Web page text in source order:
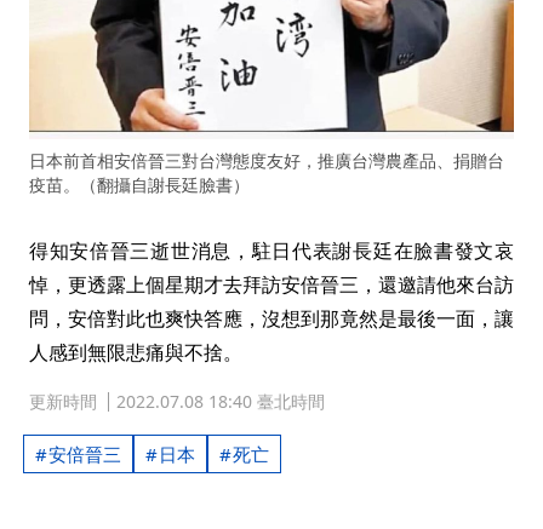
日本前首相安倍晉三對台灣態度友好，推廣台灣農產品、捐贈台
疫苗。（翻攝自謝長廷臉書）
得知安倍晉三逝世消息，駐日代表謝長廷在臉書發文哀
悼，更透露上個星期才去拜訪安倍晉三，還邀請他來台訪
問，安倍對此也爽快答應，沒想到那竟然是最後一面，讓
人感到無限悲痛與不捨。
更新時間 2022.07.08 18:40 臺北時間
安倍晉三 日本 死亡